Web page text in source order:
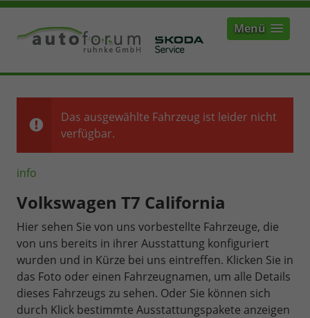
Menü
Das ausgewählte Fahrzeug ist leider nicht
verfügbar.
info
Volkswagen T7 California
Hier sehen Sie von uns vorbestellte Fahrzeuge, die
von uns bereits in ihrer Ausstattung konfiguriert
wurden und in Kürze bei uns eintreffen. Klicken Sie in
das Foto oder einen Fahrzeugnamen, um alle Details
dieses Fahrzeugs zu sehen. Oder Sie können sich
durch Klick bestimmte Ausstattungspakete anzeigen